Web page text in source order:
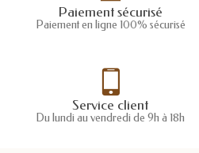
Paiement sécurisé
Paiement en ligne 100% sécurisé
Service client
Du lundi au vendredi de 9h à 18h